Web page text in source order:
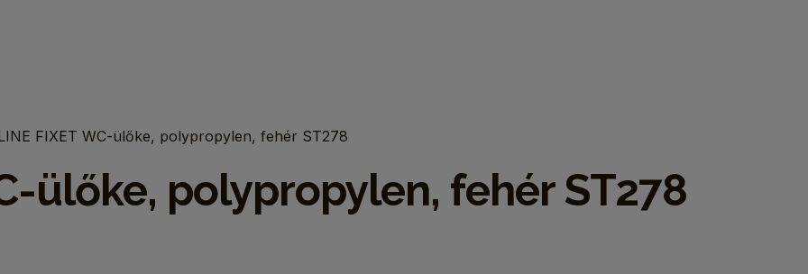
FIXET WC-ülőke, polypropylen, fehér ST278
ülőke, polypropylen, fehér ST278